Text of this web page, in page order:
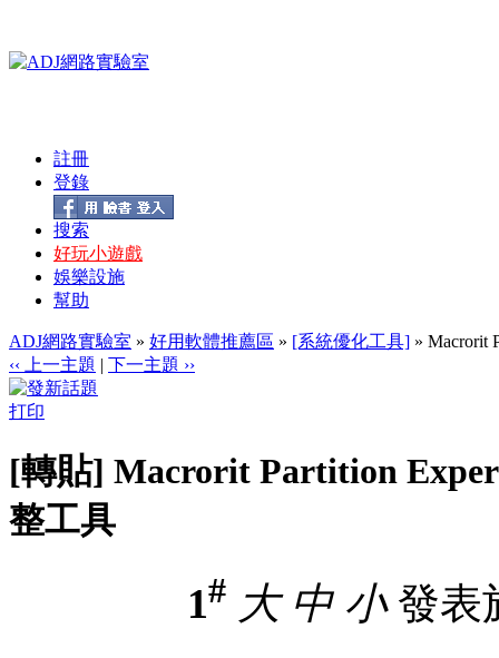
註冊
登錄
搜索
好玩小遊戲
娛樂設施
幫助
ADJ網路實驗室 » 好用軟體推薦區 » [系統優化工具] » Macrorit
‹‹ 上一主題 | 下一主題 ››
打印
[轉貼] Macrorit Partition
整工具
1# 大 中 小發表